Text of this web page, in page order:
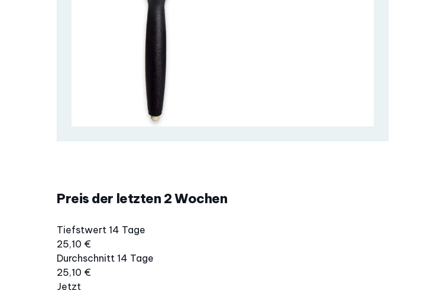
Preis der letzten 2 Wochen
Tiefstwert 14 Tage
25,10 €
Durchschnitt 14 Tage
25,10 €
Jetzt